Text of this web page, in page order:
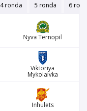
4 ronda 5 ronda 6
Nyva Ternopil
Viktoriya
Mykolaivka
Inhulets